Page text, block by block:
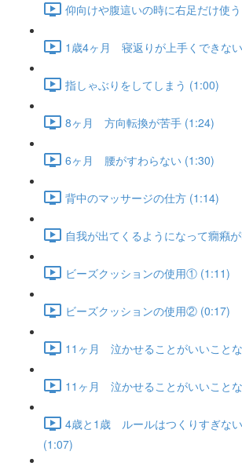
仰向けや腹這いの時に右足だけ使
1歳4ヶ月 寝返りが上手くできな
指しゃぶりをしてしまう (1:00)
8ヶ月 方向転換が苦手 (1:24)
6ヶ月 腰がすわらない (1:30)
背中のマッサージの仕方 (1:14)
自我が出てくるようになって癇癪
ビーズクッションの使用① (1:11)
ビーズクッションの使用② (0:17)
11ヶ月 泣かせることがいいこと
11ヶ月 泣かせることがいいこと
4歳と1歳 ルールはつくりすぎな
(1:07)